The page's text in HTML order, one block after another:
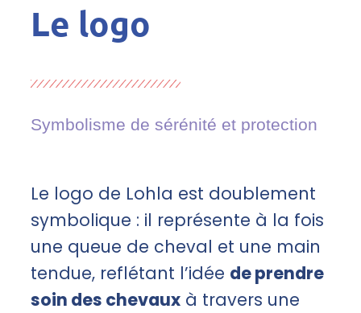
Le logo
Symbolisme de sérénité et protection
Le logo de Lohla est doublement
symbolique : il représente à la fois
une queue de cheval et une main
tendue, reflétant l’idée de prendre
soin des chevaux à travers une